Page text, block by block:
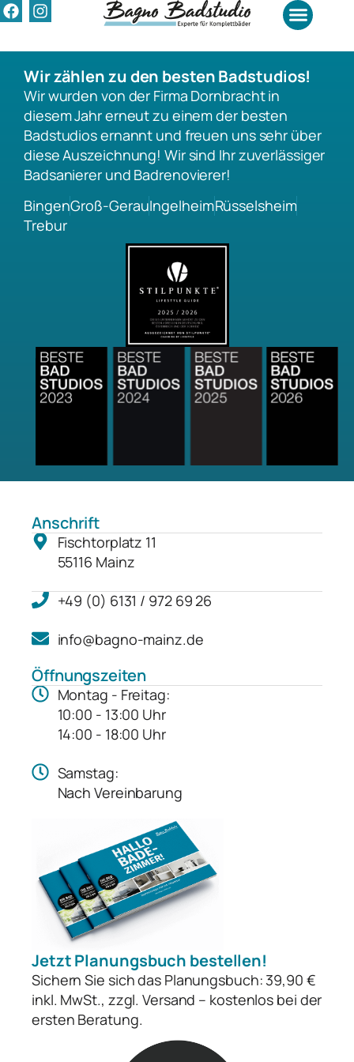
Vielen Dank
Wir zählen zu den besten Badstudios!
Wir wurden von der Firma Dornbracht in
diesem Jahr erneut zu einem der besten
Badstudios ernannt und freuen uns sehr über
diese Auszeichnung! Wir sind Ihr zuverlässiger
Badsanierer und Badrenovierer!
BingenGroß-GerauIngelheimRüsselsheim
Trebur
Anschrift
Fischtorplatz 11
55116 Mainz
+49 (0) 6131 / 972 69 26
info@bagno-mainz.de
Öffnungszeiten
Montag - Freitag:
10:00 - 13:00 Uhr
14:00 - 18:00 Uhr
Samstag:
Nach Vereinbarung
Jetzt Planungsbuch bestellen!
Sichern Sie sich das Planungsbuch: 39,90 €
inkl. MwSt., zzgl. Versand – kostenlos bei der
ersten Beratung.